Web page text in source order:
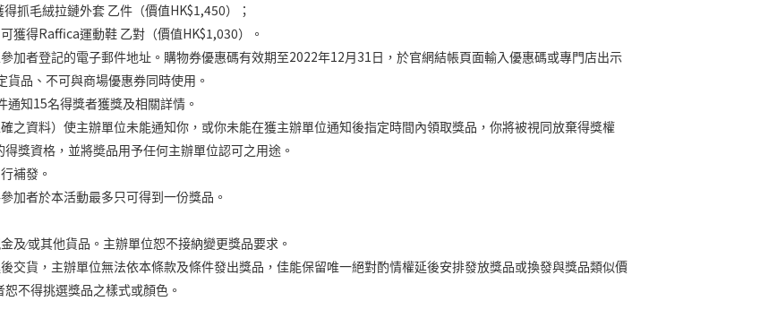
得抓毛絨拉鏈外套 乙件（價值HK$1,450） ；
獲得Raffica運動鞋 乙對（價值HK$1,030）。
加者登記的電子郵件地址。購物券優惠碼有效期至2022年12月 31 日，於官網結帳頁面輸入優惠碼或專門店出示
品、不可與商場優惠券同時使用。
通知15名得獎者獲獎及相關詳情。
之資料）使主辦單位未能通知你，或你未能在獲主辦單位通知後指定時間內領取獎品，你將被視同放棄得獎權
獎資格，並將奬品用予任何主辦單位認可之用途。
補發。
加者於本活動最多只可得到一份獎品。
∕或其他貨品。主辦單位恕不接納變更獎品要求。
交貨，主辦單位無法依本條款及條件發出獎品，佳能保留唯一絕對酌情權延後安排發放獎品或換發與獎品類似價
不得挑選獎品之樣式或顏色。